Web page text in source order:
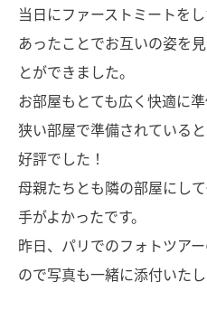
当日にファーストミートを
あったことでお互いの姿を
とができました。
お部屋もとても広く快適に
狭い部屋で準備されている
好評でした！
母親たちとも隣の部屋にし
手がよかったです。
昨日、パリでのフォトツア
ので写真も一緒に添付いたし